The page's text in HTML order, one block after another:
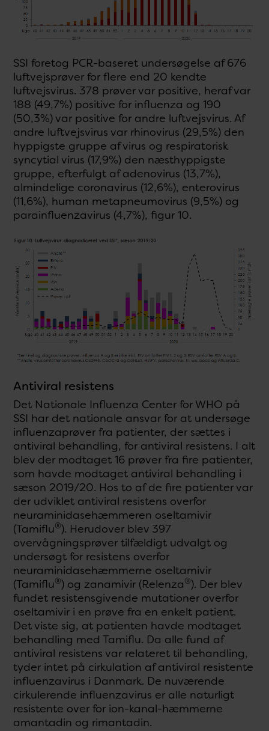
SSI foretog PCR-baseret undersøgelse af 676
luftvejsprøver for flere end 20 kendte
luftvejsvirus. 378 prøver var positive, heraf var
188 (49,7%) positive for influenza og 190
(50,3%) var positive for andre luftvejsvirus. Af
andre luftvejsvirus var rhinovirus (29,5%) den
hyppigste gruppe af virus og respiratorisk
syncytial virus (17,9%) den næsthyppigste
gruppe, efterfulgt af adenovirus (13,7%),
almindelige coronavirus (12,6%), enterovirus
(11,6%), human metapneumovirus (9,5%) og
parainfluenzavirus (4,7%), figur 10.
Antiviral resistens
Det Nationale Influenza Center for WHO på
SSI har det nationale ansvar for at undersøge
influenzaprøver fra patienter, der sættes i
antiviral behandling, for antiviral resistens. I alt
blev der modtaget 16 prøver fra fire patienter,
som havde modtaget antiviral behandling i
sæson 2019/20. Hos to af de fire patienter var
der udviklet antiviral resistens overfor
neuraminidasehæmmeren oseltamivir
(Tamiflu®). Herudover blev 397
overvågningsprøver tilfældigt udvalgt og
undersøgt for resistens overfor
neuraminidasehæmmerne oseltamivir
(Tamiflu®) og zanamivir (Relenza®). Der blev
fundet resistensgivende mutationer overfor
oseltamivir i en prøve fra en enkelt patient.
Det viste sig, at patienten havde modtaget
behandling med Tamiflu. Da alle fund af
antiviral resistens var relateret til behandling,
tyder intet på cirkulation af antiviral resistente
influenzavirus i Danmark. De nuværende
cirkulerende influenzavirus er alle naturligt
resistente over for ion-kanal-hæmmerne
amantadin og rimantadin.